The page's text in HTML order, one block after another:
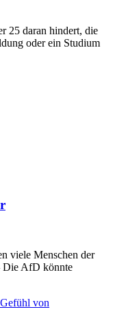
25 daran hindert, die
oder ein Studium
viele Menschen der
Die AfD könnte